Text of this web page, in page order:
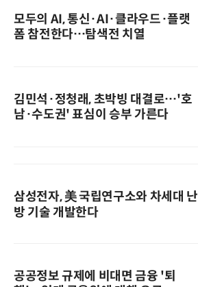
모두의 AI, 통신·AI·클라우드·플랫
폼 참전한다…탐색전 치열
김민석·정청래, 초박빙 대결로…'호
남·수도권' 표심이 승부 가른다
삼성전자, 美 국립연구소와 차세대 난
방 기술 개발한다
공공정보 규제에 비대면 금융 '퇴